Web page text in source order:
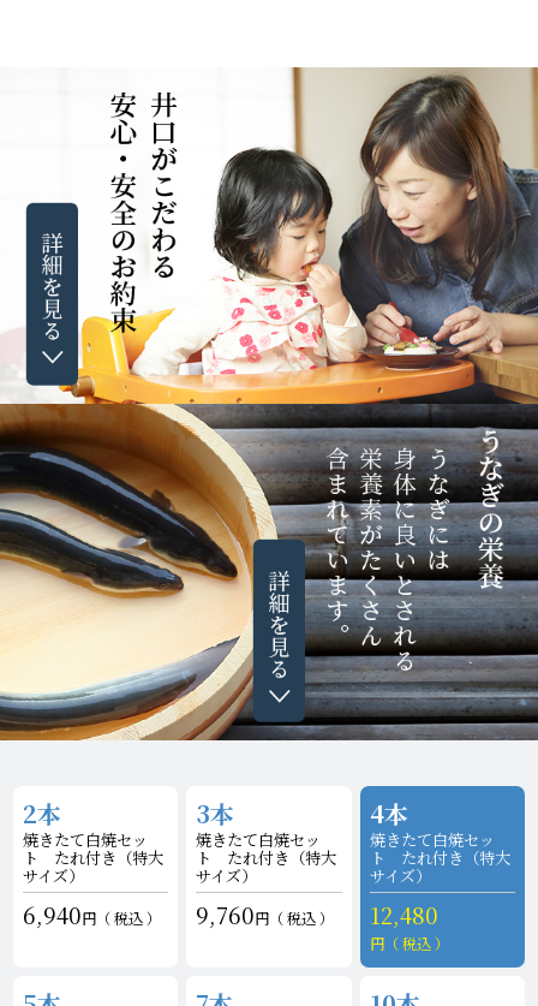
2本
焼きたて白焼セッ
ト たれ付き （特大
サイズ）
6,940 税込
3本
焼きたて白焼セッ
ト たれ付き （特大
サイズ）
9,760 税込
4本
焼きたて白焼セッ
ト たれ付き （特大
サイズ）
12,480
税込